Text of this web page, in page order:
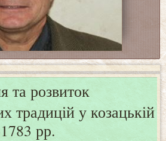
та розвиток
традицій у козацькій
рр.